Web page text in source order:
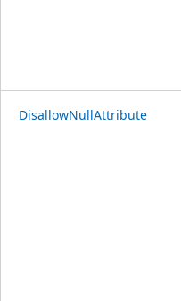
DisallowNullAttribute